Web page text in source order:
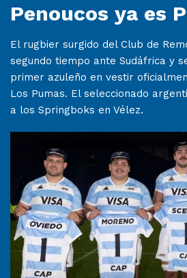
Penoucos ya es
El rugbier surgido del Club de
segundo tiempo ante Sudáfrica y
primer azuleño en vestir
Los Pumas. El seleccionado
a los Springboks en Vélez.